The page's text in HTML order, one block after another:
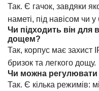
Так. Є гачок, завдяки
наметі, під навісом чи у
Чи підходить він для
дощем?
Так, корпус має захист
бризок та легкого дощу.
Чи можна регулювати
Так. Є кілька режимів: